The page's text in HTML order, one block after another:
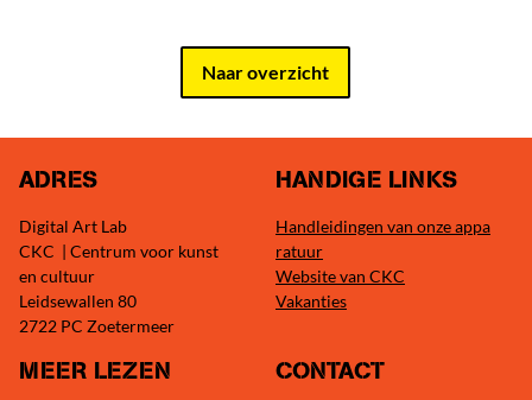
Naar overzicht
ADRES
Digital Art Lab
CKC | Centrum voor kunst
en cultuur
Leidsewallen 80
2722 PC Zoetermeer
HANDIGE LINKS
Handleidingen van onze appa
ratuur
Website van CKC
Vakanties
MEER LEZEN CONTACT